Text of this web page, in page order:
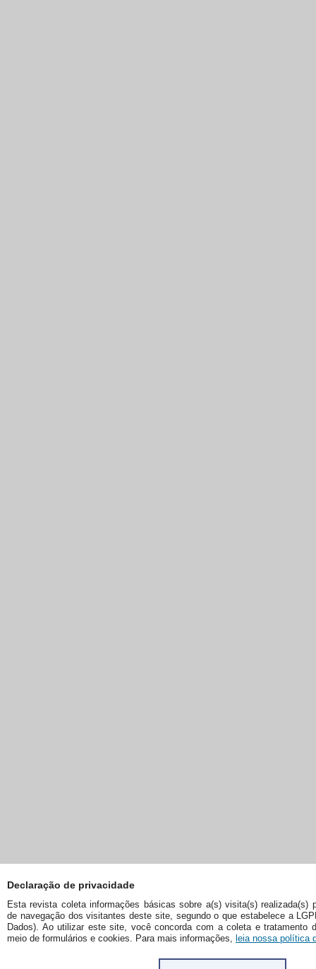
Declaração de privacidade
Esta revista coleta informações básicas sobre a(s) visita(s) realizada(s)
de navegação dos visitantes deste site, segundo o que estabelece a
Dados). Ao utilizar este site, você concorda com a coleta e tratamento
meio de formulários e cookies. Para mais informações, leia nossa política